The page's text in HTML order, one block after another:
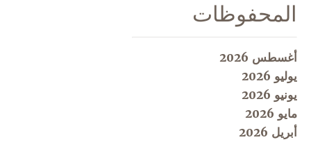
المحفوظات
أغسطس 2026
يوليو 2026
يونيو 2026
مايو 2026
أبريل 2026